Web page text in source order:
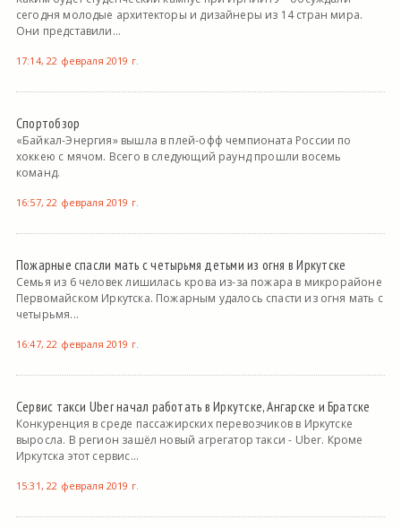
сегодня молодые архитекторы и дизайнеры из 14 стран мира.
Они представили...
17:14, 22 февраля 2019 г.
Спортобзор
«Байкал-Энергия» вышла в плей-офф чемпионата России по
хоккею с мячом. Всего в следующий раунд прошли восемь
команд.
16:57, 22 февраля 2019 г.
Пожарные спасли мать с четырьмя детьми из огня в Иркутске
Семья из 6 человек лишилась крова из-за пожара в микрорайоне
Первомайском Иркутска. Пожарным удалось спасти из огня мать с
четырьмя...
16:47, 22 февраля 2019 г.
Сервис такси Uber начал работать в Иркутске, Ангарске и Братске
Конкуренция в среде пассажирских перевозчиков в Иркутске
выросла. В регион зашёл новый агрегатор такси - Uber. Кроме
Иркутска этот сервис...
15:31, 22 февраля 2019 г.